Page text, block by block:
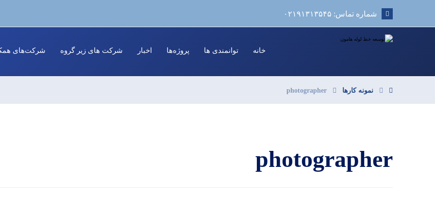
شماره تماس: ۰۲۱۹۱۳۱۳۵۴۵
خانه توانمندی ها پروژه‌ها اخبار شرکت های زیر گروه شرکت‌های
نمونه کارها photographer
photographer